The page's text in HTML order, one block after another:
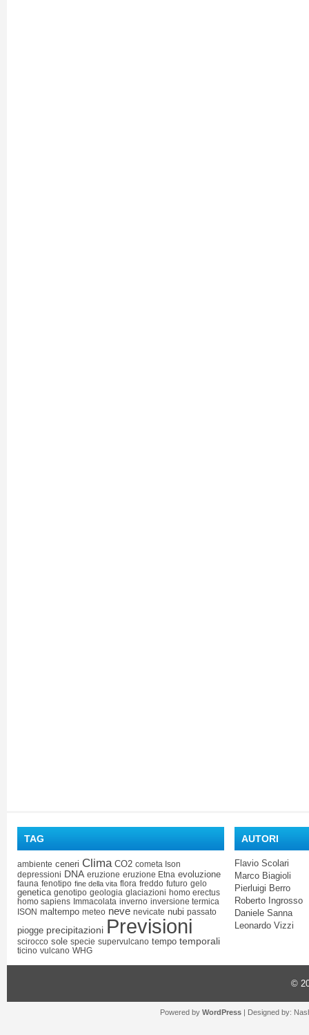
TAG
ambiente ceneri Clima CO2 cometa Ison
depressioni DNA eruzione eruzione Etna evoluzione
fauna fenotipo fine della vita flora freddo futuro gelo
genetica genotipo geologia glaciazioni homo erectus
homo sapiens Immacolata inverno inversione termica
ISON maltempo meteo neve nevicate nubi passato
piogge precipitazioni Previsioni
scirocco sole specie supervulcano tempo temporali
ticino vulcano WHG
AUTORI
Flavio Scolari
Marco Biagioli
Pierluigi Berro
Roberto Ingrosso
Daniele Sanna
Leonardo Vizzi
©
Powered by WordPress | Designed by: